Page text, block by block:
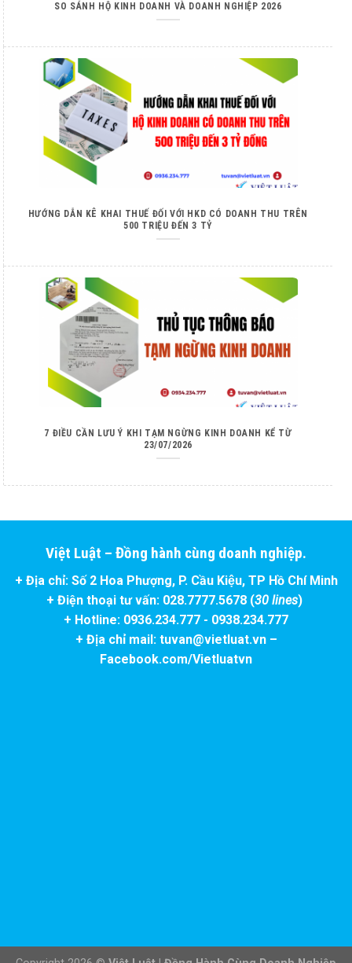
SO SÁNH HỘ KINH DOANH VÀ DOANH NGHIỆP 2026
HƯỚNG DẪN KÊ KHAI THUẾ ĐỐI VỚI HKD CÓ DOANH THU TRÊN
500 TRIỆU ĐẾN 3 TỶ
7 ĐIỀU CẦN LƯU Ý KHI TẠM NGỪNG KINH DOANH KỂ TỪ
23/07/2026
Việt Luật – Đồng hành cùng doanh nghiệp.
+ Địa chỉ: Số 2 Hoa Phượng, P. Cầu Kiệu, TP Hồ Chí Minh
+ Điện thoại tư vấn: 028.7777.5678 (30 lines)
+ Hotline: 0936.234.777 - 0938.234.777
+ Địa chỉ mail: tuvan@vietluat.vn –
Facebook.com/Vietluatvn